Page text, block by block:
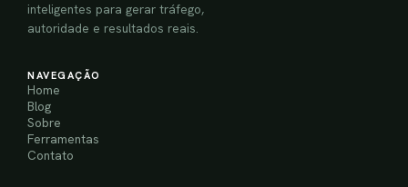
inteligentes para gerar tráfego,
autoridade e resultados reais.
NAVEGAÇÃO
Home
Blog
Sobre
Ferramentas
Contato